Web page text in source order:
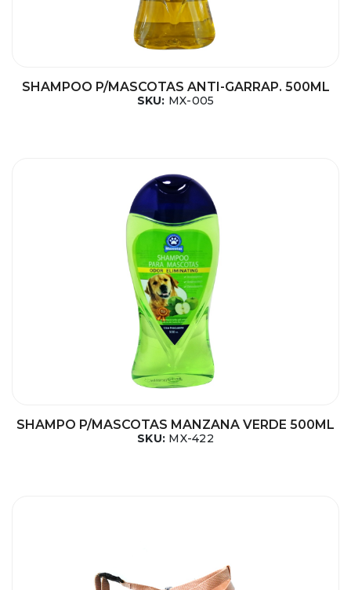
SHAMPOO P/MASCOTAS ANTI-GARRAP. 500ML
SKU: MX-005
SHAMPO P/MASCOTAS MANZANA VERDE 500ML
SKU: MX-422